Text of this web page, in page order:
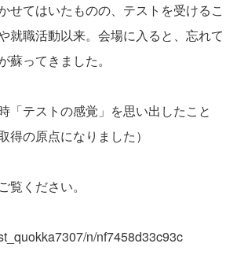
せてはいたものの、テストを受けるこ
就職活動以来。会場に入ると、忘れて
蘇ってきました。
「テストの感覚」を思い出したこと
得の原点になりました）
覧ください。
n/nf7458d33c93c